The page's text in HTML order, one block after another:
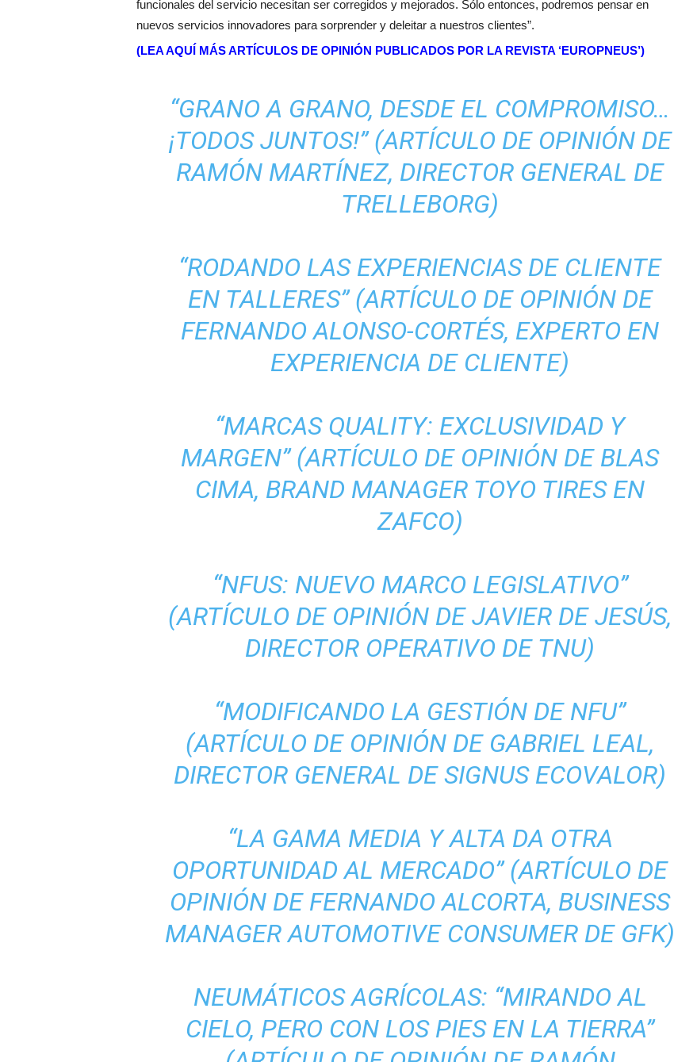
funcionales del servicio necesitan ser corregidos y mejorados. Sólo entonces, podremos pensar en
nuevos servicios innovadores para sorprender y deleitar a nuestros clientes”.
(LEA AQUÍ MÁS ARTÍCULOS DE OPINIÓN PUBLICADOS POR LA REVISTA ‘EUROPNEUS’)
“GRANO A GRANO, DESDE EL COMPROMISO…
¡TODOS JUNTOS!” (ARTÍCULO DE OPINIÓN DE
RAMÓN MARTÍNEZ, DIRECTOR GENERAL DE
TRELLEBORG)
“RODANDO LAS EXPERIENCIAS DE CLIENTE
EN TALLERES” (ARTÍCULO DE OPINIÓN DE
FERNANDO ALONSO-CORTÉS, EXPERTO EN
EXPERIENCIA DE CLIENTE)
“MARCAS QUALITY: EXCLUSIVIDAD Y
MARGEN” (ARTÍCULO DE OPINIÓN DE BLAS
CIMA, BRAND MANAGER TOYO TIRES EN
ZAFCO)
“NFUS: NUEVO MARCO LEGISLATIVO”
(ARTÍCULO DE OPINIÓN DE JAVIER DE JESÚS,
DIRECTOR OPERATIVO DE TNU)
“MODIFICANDO LA GESTIÓN DE NFU”
(ARTÍCULO DE OPINIÓN DE GABRIEL LEAL,
DIRECTOR GENERAL DE SIGNUS ECOVALOR)
“LA GAMA MEDIA Y ALTA DA OTRA
OPORTUNIDAD AL MERCADO” (ARTÍCULO DE
OPINIÓN DE FERNANDO ALCORTA, BUSINESS
MANAGER AUTOMOTIVE CONSUMER DE GFK)
NEUMÁTICOS AGRÍCOLAS: “MIRANDO AL
CIELO, PERO CON LOS PIES EN LA TIERRA”